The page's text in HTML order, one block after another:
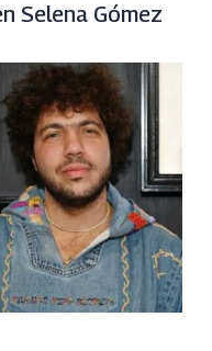
Selena Gómez